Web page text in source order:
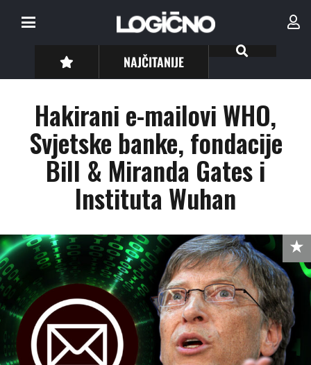
NAJČITANIJE
Hakirani e-mailovi WHO,
Svjetske banke, fondacije
Bill & Miranda Gates i
Instituta Wuhan